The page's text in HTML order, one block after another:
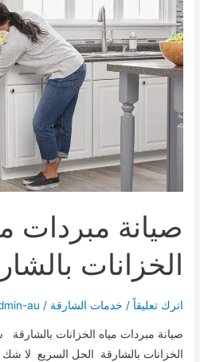
صيانة مبردات
الخزانات
اترك تعليقاً / خدمات الشارقة /
au
صيانة مبردات مياه الخزانات
الخزانات بالشارقة الحل السريع لا